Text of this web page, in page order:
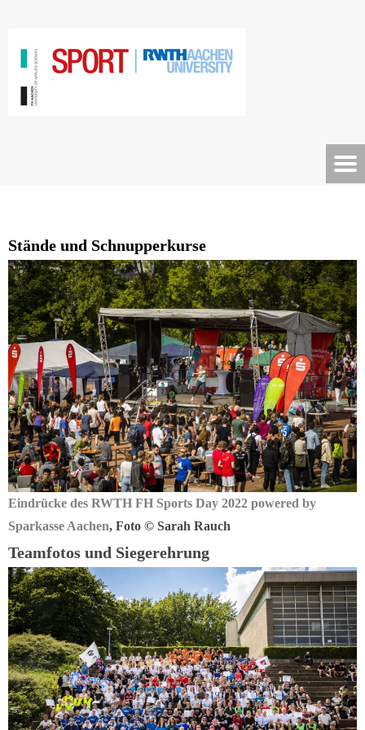
Stände und Schnupperkurse
Eindrücke des RWTH FH Sports Day 2022 powered by
Sparkasse Aachen, Foto © Sarah Rauch
Teamfotos und Siegerehrung